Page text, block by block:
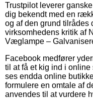
Trustpilot leverer
dig bekendt med en
og af den grund tilrådes
virksomhedens kritik af
Væglampe –
Facebook medfører
til at få et kig ind i
ses endda online
formulere en omtale af
anvendes til at vurdere